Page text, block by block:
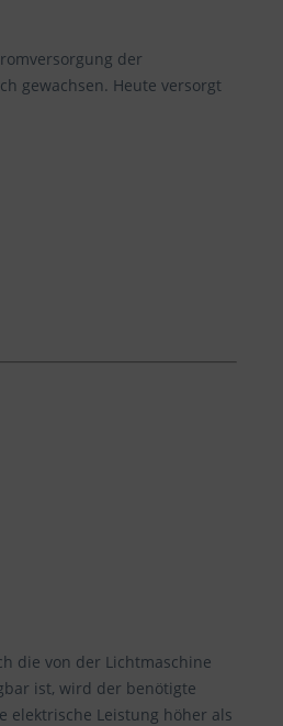
der
gewachsen. Heute versorgt
die von der Lichtmaschine
ist, wird der benötigte
elektrische Leistung höher als